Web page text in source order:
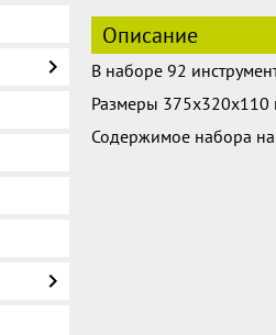
Описание
В наборе 92
Размеры 375х320х110
Содержимое набора на